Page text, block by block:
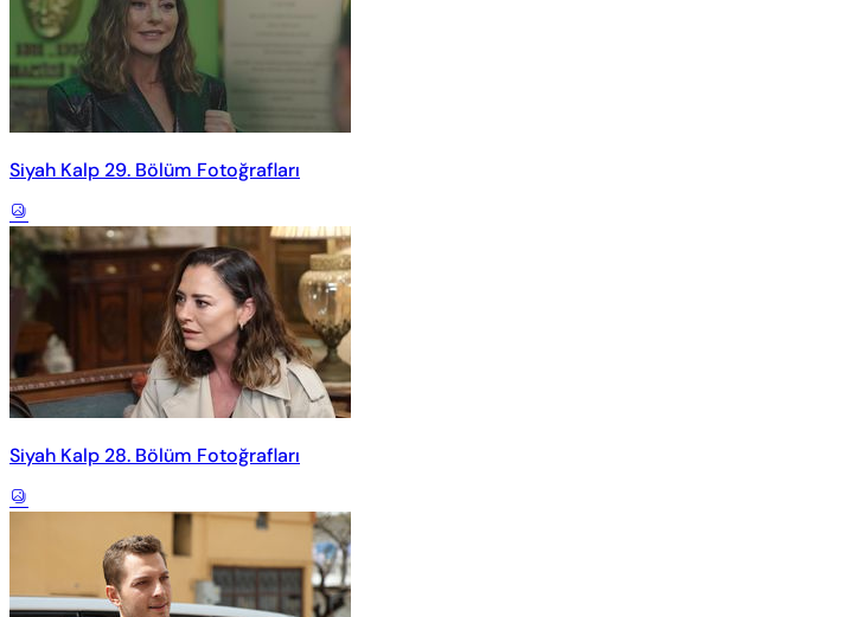
Siyah Kalp 29. Bölüm Fotoğrafları
Siyah Kalp 28. Bölüm Fotoğrafları